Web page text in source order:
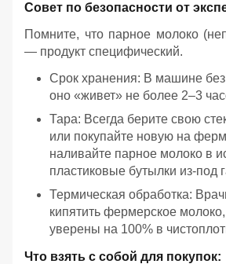
Совет по безопасности от
Помните, что парное молоко
— продукт специфический.
Срок хранения: В машине без
оно «живет» не более 2–3
Тара: Всегда берите свою
или покупайте новую на
наливайте парное молоко в
пластиковые бутылки из-под
Термическая обработка:
кипятить фермерское
уверены на 100% в
Что взять с собой для покупок: